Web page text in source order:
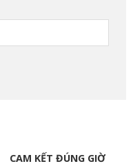
CAM KẾT ĐÚNG GIỜ